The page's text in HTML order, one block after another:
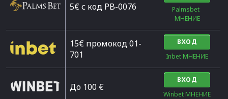
5€ с код PB-0076
Palmsbet
МНЕНИЕ
15€ промокод 01-
701
ВХОД
Inbet МНЕНИЕ
До 100 €
ВХОД
Winbet МНЕНИЕ